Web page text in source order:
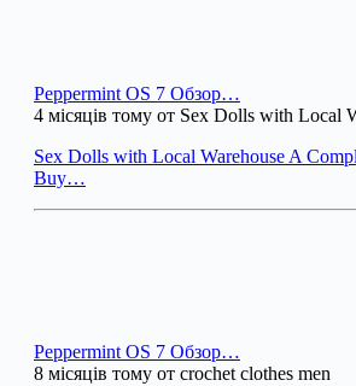
Peppermint OS 7 Обзор…
4 місяців тому от Sex Dolls with Local
Sex Dolls with Local Warehouse A
Buy…
Peppermint OS 7 Обзор…
8 місяців тому от crochet clothes men